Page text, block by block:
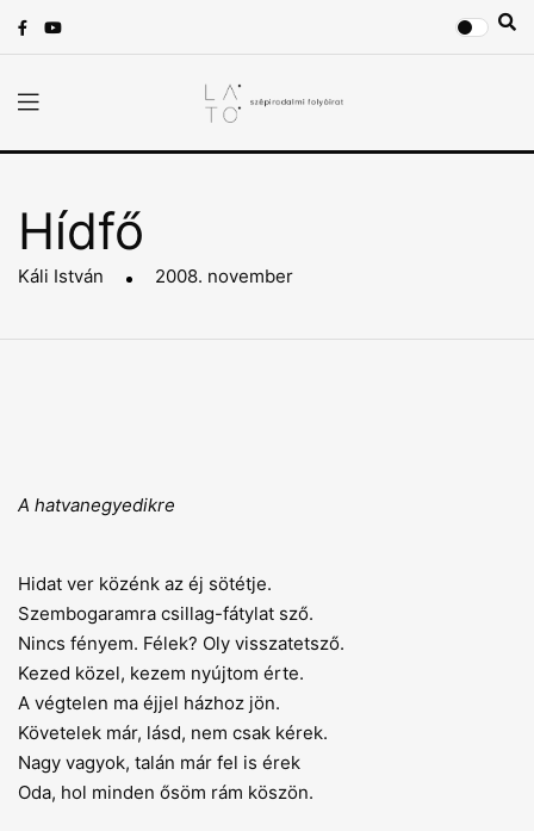
Hídfő
Káli István 2008. november
A hatvanegyedikre
Hidat ver közénk az éj sötétje.
Szembogaramra csillag-fátylat sző.
Nincs fényem. Félek? Oly visszatetsző.
Kezed közel, kezem nyújtom érte.
A végtelen ma éjjel házhoz jön.
Követelek már, lásd, nem csak kérek.
Nagy vagyok, talán már fel is érek
Oda, hol minden ősöm rám köszön.